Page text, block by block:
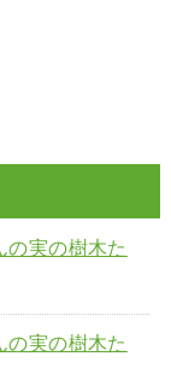
の実の樹木た
の実の樹木た